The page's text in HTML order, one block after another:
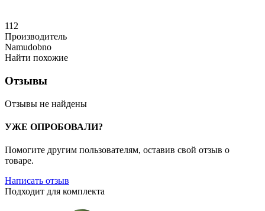
112
Производитель
Namudobno
Найти похожие
Отзывы
Отзывы не найдены
УЖЕ ОПРОБОВАЛИ?
Помогите другим пользователям, оставив свой отзыв о
товаре.
Написать отзыв
Подходит для комплекта